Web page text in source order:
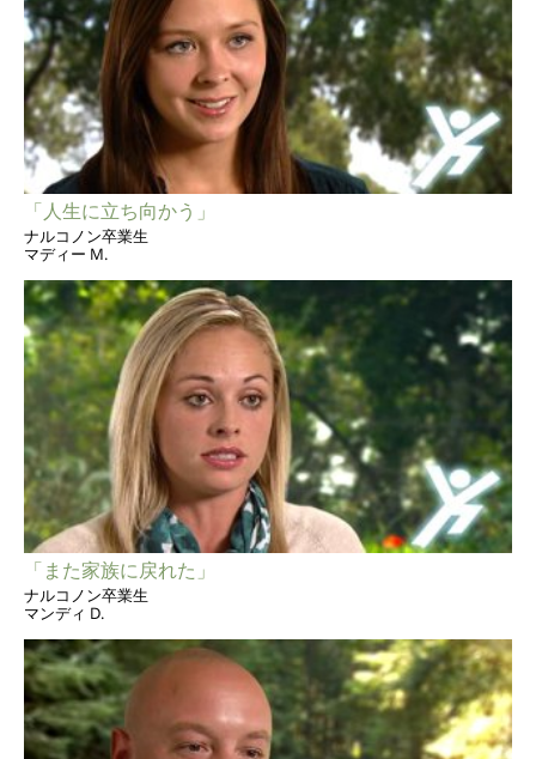
「人生に立ち向かう」
ナルコノン卒業生
マディー M.
「また家族に戻れた」
ナルコノン卒業生
マンディ D.